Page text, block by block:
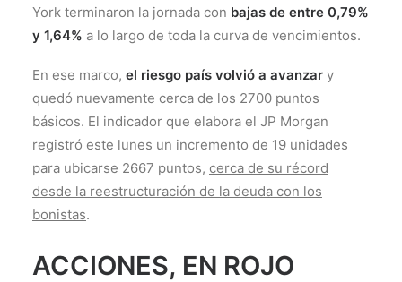
York terminaron la jornada con bajas de entre 0,79%
y 1,64% a lo largo de toda la curva de vencimientos.
En ese marco, el riesgo país volvió a avanzar y
quedó nuevamente cerca de los 2700 puntos
básicos. El indicador que elabora el JP Morgan
registró este lunes un incremento de 19 unidades
para ubicarse 2667 puntos, cerca de su récord
desde la reestructuración de la deuda con los
bonistas.
ACCIONES, EN ROJO